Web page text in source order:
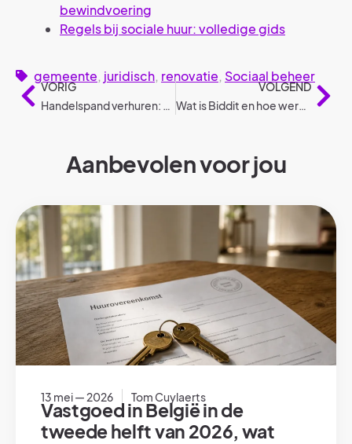
bewindvoering
Regels bij sociale huur: volledige gids
gemeente, juridisch, renovatie, Sociaal beheer
VORIG
Handelspand verhuren: Alles wat je moet weten als verhuurder
VOLGEND
Wat is Biddit en hoe werkt het?
Aanbevolen voor jou
13 mei — 2026 Tom Cuylaerts
Vastgoed in België in de
tweede helft van 2026, wat